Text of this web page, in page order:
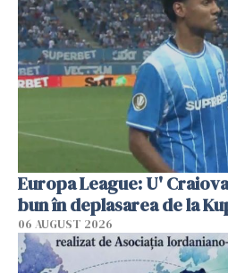
Europa League: U'
bun în deplasarea de la
06 AUGUST 2026